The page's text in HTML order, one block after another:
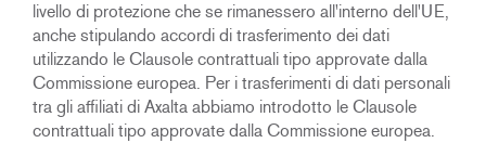
livello di protezione che se rimanessero all'interno dell'UE,
anche stipulando accordi di trasferimento dei dati
utilizzando le Clausole contrattuali tipo approvate dalla
Commissione europea. Per i trasferimenti di dati personali
tra gli affiliati di Axalta abbiamo introdotto le Clausole
contrattuali tipo approvate dalla Commissione europea.